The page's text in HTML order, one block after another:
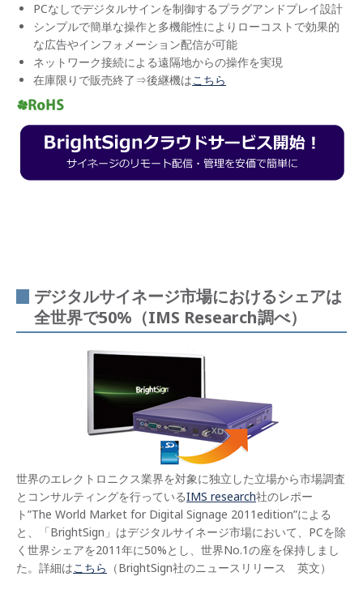
PCなしでデジタルサインを制御するプラグアンドプレイ設計
シンプルで簡単な操作と多機能性によりローコストで効果的
な広告やインフォメーション配信が可能
ネットワーク接続による遠隔地からの操作を実現
在庫限りで販売終了⇒後継機はこちら
デジタルサイネージ市場におけるシェアは
全世界で50%（IMS Research調べ）
世界のエレクトロニクス業界を対象に独立した立場から市場調査
とコンサルティングを行っているIMS research社のレポー
ト”The World Market for Digital Signage 2011edition”による
と、「BrightSign」はデジタルサイネージ市場において、PCを除
く世界シェアを2011年に50%とし、世界No.1の座を保持しまし
た。詳細はこちら （BrightSign社のニュースリリース 英文）